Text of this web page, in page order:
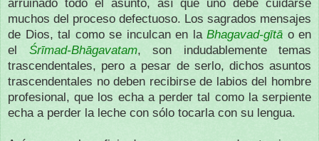
muchos del proceso defectuoso. Los sagrados mensajes
de Dios, tal como se inculcan en la Bhagavad-gītā o en
el Śrīmad-Bhāgavatam, son indudablemente temas
trascendentales, pero a pesar de serlo, dichos asuntos
trascendentales no deben recibirse de labios del hombre
profesional, que los echa a perder tal como la serpiente
echa a perder la leche con sólo tocarla con su lengua.